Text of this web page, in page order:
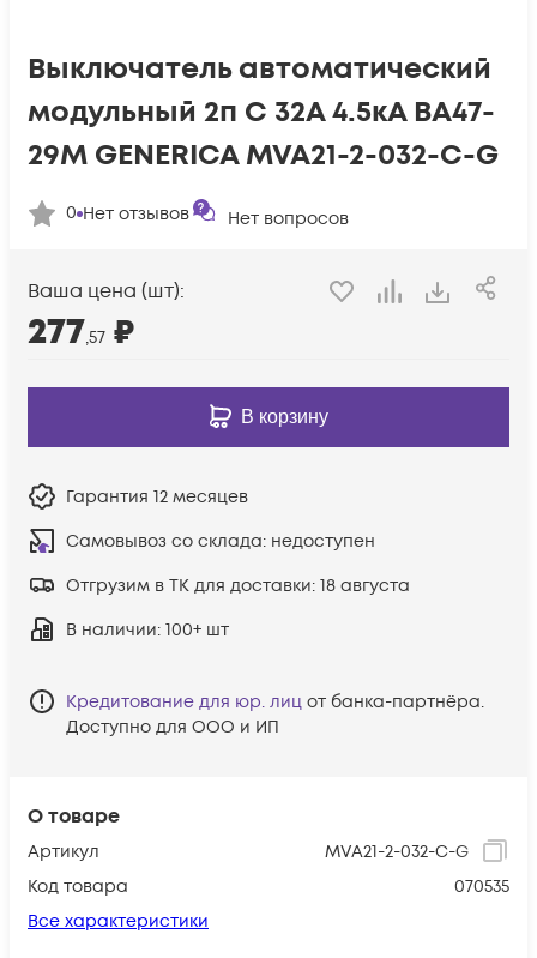
О товаре
Артикул
MVA21-2-032-C-G
Код товара
070535
Все характеристики
Выключатель автоматический
модульный 2п C 32А 4.5кА ВА47-
29М GENERICA MVA21-2-032-C-G
0 Нет отзывов Нет вопросов
Ваша цена (шт):
277,57 ₽
В корзину
Гарантия 12 месяцев
Самовывоз со склада: недоступен
Отгрузим в ТК для доставки: 18 августа
В наличии: 100+ шт
Кредитование для юр. лиц от банка-партнёра.
Доступно для ООО и ИП